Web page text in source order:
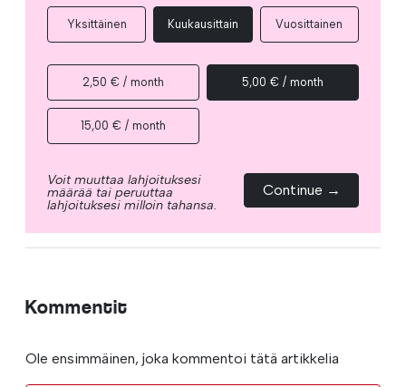
Yksittäinen Kuukausittain Vuosittainen
2,50 € / month 5,00 € / month
15,00 € / month
Voit muuttaa lahjoituksesi
määrää tai peruuttaa
lahjoituksesi milloin tahansa.
Continue →
Kommentit
Ole ensimmäinen, joka kommentoi tätä artikkelia